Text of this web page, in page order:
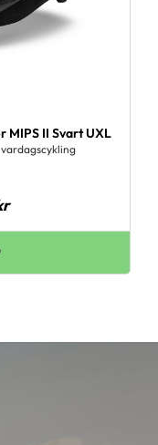
MIPS II Svart UXL